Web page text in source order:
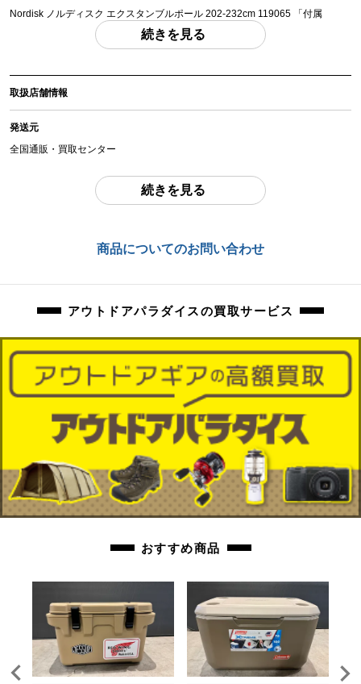
Nordisk ノルディスク エクスタンブルポール 202-232cm 119065 「付属
品」・・・ 写真のものがすべてになります。
(撮影、運搬備品は除く)
アイテム状態
中古：C（使用感あり/キズ、ヨゴレあり）
商品管理コード
続きを見る
取扱店舗情報
発送元
全国通販・買取センター
東京都江戸川区中葛西6-10-15 2F
続きを見る
商品についてのお問い合わせ
アウトドアパラダイスの買取サービス
おすすめ商品